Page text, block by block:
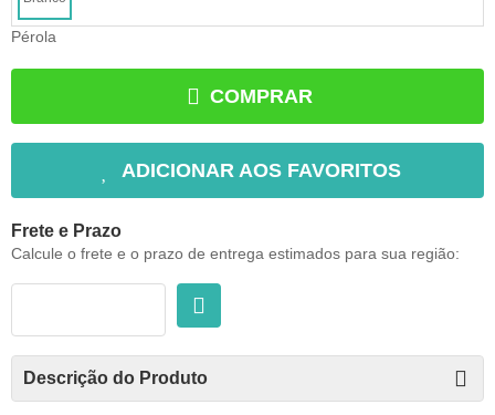
Pérola
COMPRAR
ADICIONAR AOS FAVORITOS
Frete e Prazo
Calcule o frete e o prazo de entrega estimados para sua região:
Descrição do Produto